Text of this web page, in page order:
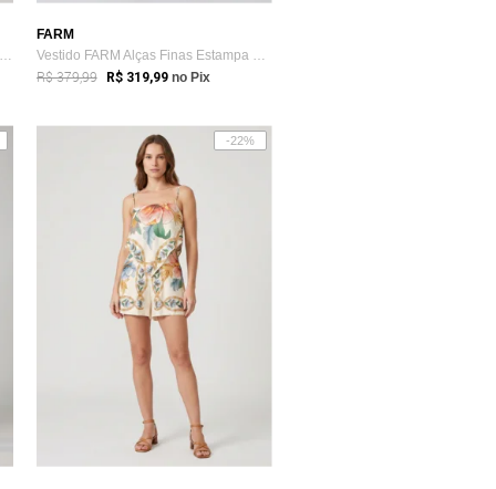
Saia Feminina FARM Estampada Floral Off-White
FARM
Vestido FARM Alças Finas Estampa Floral Vermelho
R$ 379,99 R$ 319,99 no Pix
-22%